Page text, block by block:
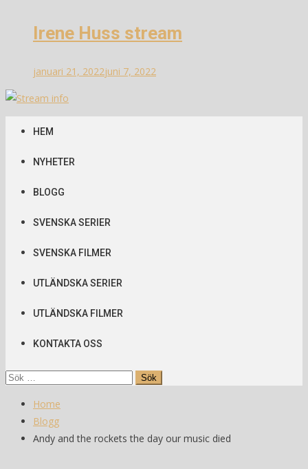
Irene Huss stream
januari 21, 2022juni 7, 2022
Stream info
Information om streams
HEM
NYHETER
BLOGG
SVENSKA SERIER
SVENSKA FILMER
UTLÄNDSKA SERIER
UTLÄNDSKA FILMER
KONTAKTA OSS
Sök
Home
Blogg
Andy and the rockets the day our music died